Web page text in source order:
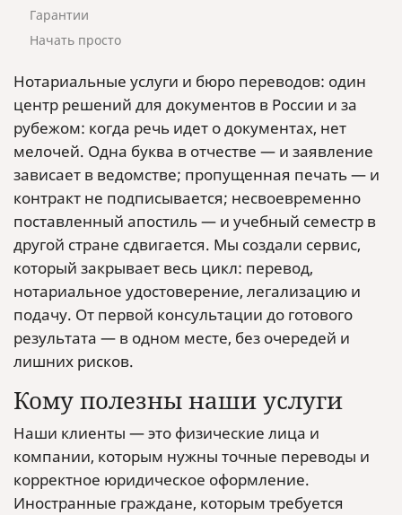
Гарантии
Начать просто
Нотариальные услуги и бюро переводов: один
центр решений для документов в России и за
рубежом: когда речь идет о документах, нет
мелочей. Одна буква в отчестве — и заявление
зависает в ведомстве; пропущенная печать — и
контракт не подписывается; несвоевременно
поставленный апостиль — и учебный семестр в
другой стране сдвигается. Мы создали сервис,
который закрывает весь цикл: перевод,
нотариальное удостоверение, легализацию и
подачу. От первой консультации до готового
результата — в одном месте, без очередей и
лишних рисков.
Кому полезны наши услуги
Наши клиенты — это физические лица и
компании, которым нужны точные переводы и
корректное юридическое оформление.
Иностранные граждане, которым требуется